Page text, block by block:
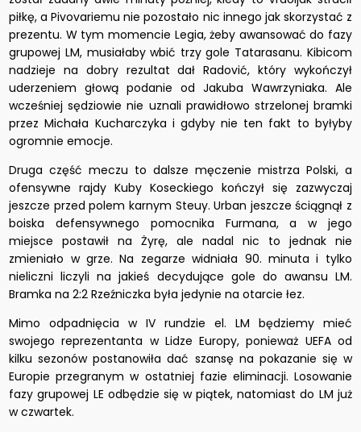
piłkę, a Pivovariemu nie pozostało nic innego jak skorzystać z
prezentu. W tym momencie Legia, żeby awansować do fazy
grupowej LM, musiałaby wbić trzy gole Tatarasanu. Kibicom
nadzieje na dobry rezultat dał Radović, który wykończył
uderzeniem głową podanie od Jakuba Wawrzyniaka. Ale
wcześniej sędziowie nie uznali prawidłowo strzelonej bramki
przez Michała Kucharczyka i gdyby nie ten fakt to byłyby
ogromnie emocje.
Druga część meczu to dalsze męczenie mistrza Polski, a
ofensywne rajdy Kuby Koseckiego kończył się zazwyczaj
jeszcze przed polem karnym Steuy. Urban jeszcze ściągnął z
boiska defensywnego pomocnika Furmana, a w jego
miejsce postawił na Żyrę, ale nadal nic to jednak nie
zmieniało w grze. Na zegarze widniała 90. minuta i tylko
nieliczni liczyli na jakieś decydujące gole do awansu LM.
Bramka na 2:2 Rzeźniczka była jedynie na otarcie łez.
Mimo odpadnięcia w IV rundzie el. LM będziemy mieć
swojego reprezentanta w Lidze Europy, ponieważ UEFA od
kilku sezonów postanowiła dać szansę na pokazanie się w
Europie przegranym w ostatniej fazie eliminacji. Losowanie
fazy grupowej LE odbędzie się w piątek, natomiast do LM już
w czwartek.